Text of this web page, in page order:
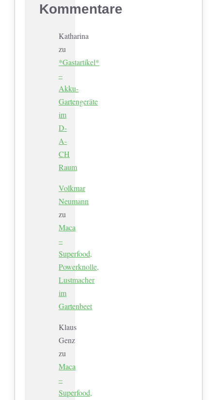
Kommentare
Katharina
zu
*Gastartikel*
–
Akku-
Gartengeräte
im
D-
A-
CH
Raum
Volkmar
Neumann
zu
Maca
–
Superfood,
Powerknolle,
Lustmacher
im
Gartenbeet
Klaus
Genz
zu
Maca
–
Superfood,